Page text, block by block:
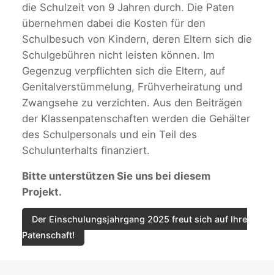
die Schulzeit von 9 Jahren durch. Die Paten
übernehmen dabei die Kosten für den
Schulbesuch von Kindern, deren Eltern sich die
Schulgebühren nicht leisten können. Im
Gegenzug verpflichten sich die Eltern, auf
Genitalverstümmelung, Frühverheiratung und
Zwangsehe zu verzichten. Aus den Beiträgen
der Klassenpatenschaften werden die Gehälter
des Schulpersonals und ein Teil des
Schulunterhalts finanziert.
Bitte unterstützen Sie uns bei diesem
Projekt.
Der Einschulungsjahrgang 2025 freut sich auf Ihre
Patenschaft!